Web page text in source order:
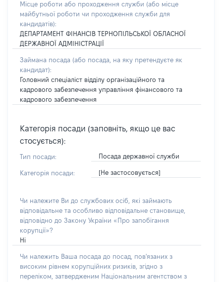
Місце роботи або проходження служби (або місце
майбутньої роботи чи проходження служби для
кандидатів):
ДЕПАРТАМЕНТ ФІНАНСІВ ТЕРНОПІЛЬСЬКОЇ ОБЛАСНОЇ
ДЕРЖАВНОЇ АДМІНІСТРАЦІЇ
Займана посада (або посада, на яку претендуєте як
кандидат):
Головний спеціаліст відділу організаційного та
кадрового забезпечення управління фінансового та
кадрового забезпечення
Категорія посади (заповніть, якщо це вас
стосується):
Тип посади: Посада державної служби
Категорія посади: [Не застосовується]
Чи належите Ви до службових осіб, які займають
відповідальне та особливо відповідальне становище,
відповідно до Закону України «Про запобігання
корупції»?
Ні
Чи належить Ваша посада до посад, пов'язаних з
високим рівнем корупційних ризиків, згідно з
переліком, затвердженим Національним агентством з